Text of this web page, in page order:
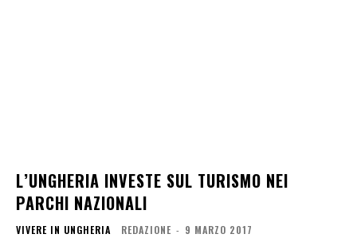
L’UNGHERIA INVESTE SUL TURISMO NEI
PARCHI NAZIONALI
VIVERE IN UNGHERIA REDAZIONE - 9 MARZO 2017